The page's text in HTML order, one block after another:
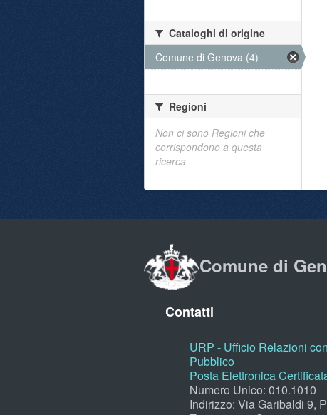
Cataloghi di origine
Comune di Genova (4)
Regioni
Non ci sono Regioni che
corrispondono a questa
ricerca
Comune di
Contatti
URP - Ufficio Relazioni
Pubblico
Posta Elettronica
Numero Unico: 010.1010
Indirizzo: Via Garibaldi 9,